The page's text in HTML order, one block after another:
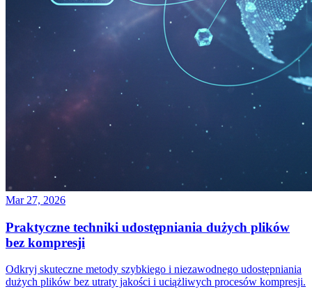
Mar 27, 2026
Praktyczne techniki udostępniania dużych plików
bez kompresji
Odkryj skuteczne metody szybkiego i niezawodnego udostępniania
dużych plików bez utraty jakości i uciążliwych procesów kompresji.